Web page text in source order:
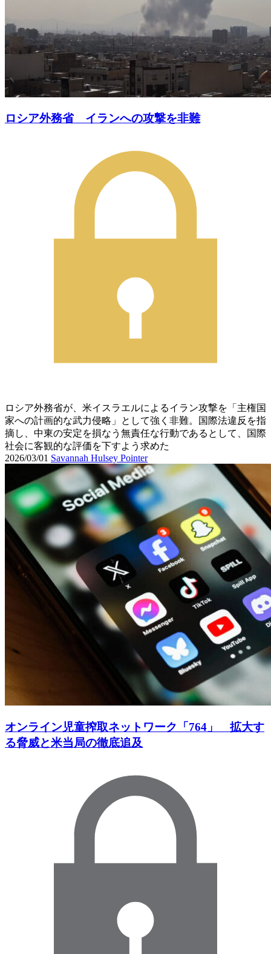
ロシア外務省 イランへの攻撃を非難
ロシア外務省が、米イスラエルによるイラン攻撃を「主権国
家への計画的な武力侵略」として強く非難。国際法違反を指
摘し、中東の安定を損なう無責任な行動であるとして、国際
社会に客観的な評価を下すよう求めた
2026/03/01 Savannah Hulsey Pointer
オンライン児童搾取ネットワーク「764」 拡大す
る脅威と米当局の徹底追及